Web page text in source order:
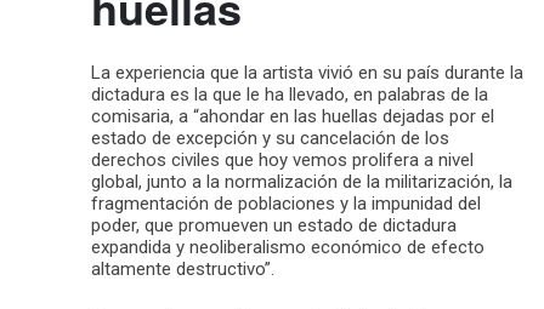
La experiencia que la artista vivió en su país durante la
dictadura es la que le ha llevado, en palabras de la
comisaria, a “ahondar en las huellas dejadas por el
estado de excepción y su cancelación de los
derechos civiles que hoy vemos prolifera a nivel
global, junto a la normalización de la militarización, la
fragmentación de poblaciones y la impunidad del
poder, que promueven un estado de dictadura
expandida y neoliberalismo económico de efecto
altamente destructivo”.